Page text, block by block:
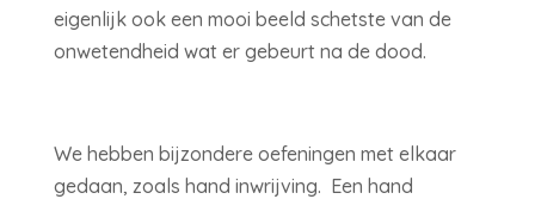
eigenlijk ook een mooi beeld schetste van de
onwetendheid wat er gebeurt na de dood.
We hebben bijzondere oefeningen met elkaar
gedaan, zoals hand inwrijving. Een hand